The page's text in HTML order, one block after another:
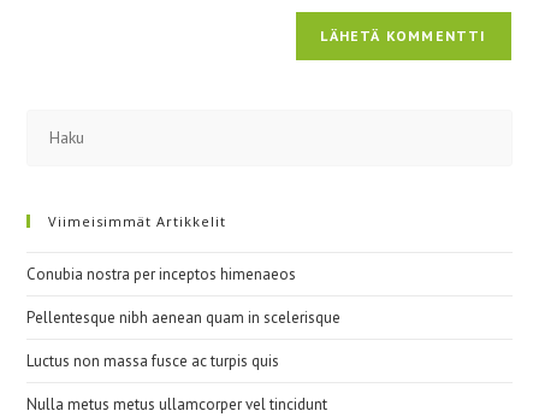
Viimeisimmät Artikkelit
Conubia nostra per inceptos himenaeos
Pellentesque nibh aenean quam in scelerisque
Luctus non massa fusce ac turpis quis
Nulla metus metus ullamcorper vel tincidunt